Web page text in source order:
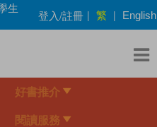
生
登入/註冊 | 繁 | English
好書推介
閱讀服務